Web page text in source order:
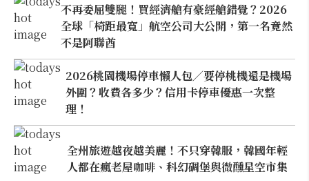
不再委屈雙腿！買經濟艙有豪經艙錯覺？2026
全球「椅距最寬」航空公司大公開，第一名竟然
不是阿聯酋
2026桃園機場停車懶人包／要停桃機還是機場
外圍？收費各多少？信用卡停車優惠一次整
理！
全州旅遊越夜越美麗！不只穿韓服，韓國年輕
人都在瘋老屋咖啡、科幻碉堡與微醺星空市集